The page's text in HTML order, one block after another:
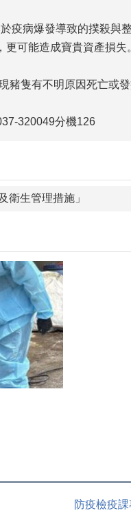
疫病爆發導致的撲殺與
可能造成寶貴資產損失
豬隻有不明原因死亡或
320049分機126
衛生管理措施」
防疫檢疫